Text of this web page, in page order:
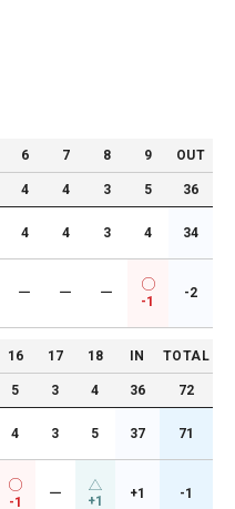
6 7 8 9 OUT
4 4 3 5 36
4 4 3 4 34
ー ー ー
-1
-2
16 17 18 IN TOTAL
5 3 4 36 72
4 3 5 37 71
-1
ー +1 +1 -1